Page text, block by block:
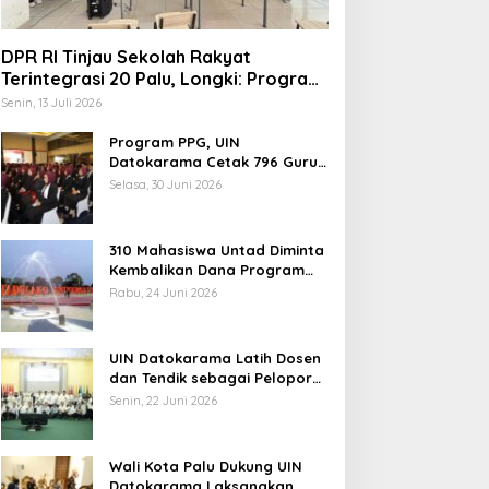
Muktamar Ke-35, AS
Ingatkan Evaluasi
Hubungan NU dan
Tindak Lanjuti
DPR RI Tinjau Sekolah Rakyat
Terintegrasi 20 Palu, Longki: Program
Prabowo Angkat Martabat Anak
Senin, 13 Juli 2026
Program PPG, UIN
Datokarama Cetak 796 Guru
Profesional
Selasa, 30 Juni 2026
310 Mahasiswa Untad Diminta
Kembalikan Dana Program
Berani Cerdas, Kadisdik
Rabu, 24 Juni 2026
UIN Datokarama Latih Dosen
dan Tendik sebagai Pelopor
Moderasi Beragama
Senin, 22 Juni 2026
Wali Kota Palu Dukung UIN